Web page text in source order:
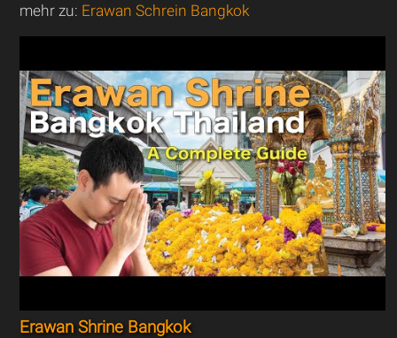
mehr zu: Erawan Schrein Bangkok
Erawan Shrine Bangkok